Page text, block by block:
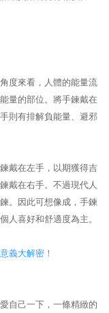
度來看，人體的能量流
量的部位。將手鍊戴在
則有排解負能量、避邪
戴在左手，以期獲得吉
戴在右手。不過現代人
。因此可想像成，手鍊
人喜好和舒適度為主。
義大解密！
自己一下，一條精緻的